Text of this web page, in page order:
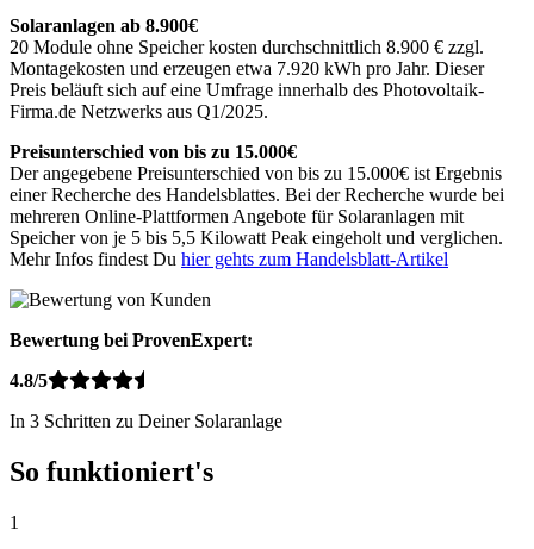
Solaranlagen ab 8.900€
20 Module ohne Speicher kosten durchschnittlich 8.900 € zzgl.
Montagekosten und erzeugen etwa 7.920 kWh pro Jahr. Dieser
Preis beläuft sich auf eine Umfrage innerhalb des Photovoltaik-
Firma.de Netzwerks aus Q1/2025.
Preisunterschied von bis zu 15.000€
Der angegebene Preisunterschied von bis zu 15.000€ ist Ergebnis
einer Recherche des Handelsblattes. Bei der Recherche wurde bei
mehreren Online-Plattformen Angebote für Solaranlagen mit
Speicher von je 5 bis 5,5 Kilowatt Peak eingeholt und verglichen.
Mehr Infos findest Du hier gehts zum Handelsblatt-Artikel
Bewertung bei ProvenExpert:
4.8/5
In 3 Schritten zu Deiner Solaranlage
So funktioniert's
1